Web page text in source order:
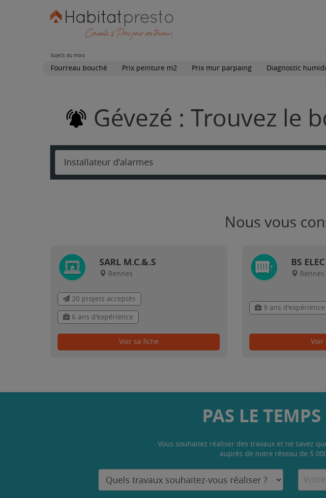
Sujets du mois
Fourreau bouché Prix peinture m2 Prix mur parpaing Diagnostic
Gévezé : Trouvez le
Installateur d'alarmes
Nous vous
SARL M.C.&.S
Rennes
20 projets acceptés
6 ans d'expérience
Voir sa fiche
BS ELEC
Rennes
9 ans d'expérience
Voir
PAS LE
Vous souhaitez réaliser des travaux et ne savez
auprès de notre réseau de 5